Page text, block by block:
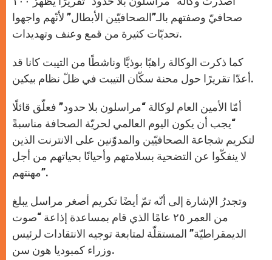
p e
r
k
صحافيّ وصفتهم بالـ”الصحافيّين الأبطال” لأنّهم واجهوا
تحديّات كثيرة من قمع وعنف وتهديدات.
كما ذكرت الوكالة راهبًا بوذيَّا وناشطًا من التيبت كانا قد
أعدّا تقريرًا حول محنة سكّان التيبت في ظلّ نظام بيكين.
أمّا الأمين العام لوكالة “مراسلون بلا حدود” فعلّق قائلًا
“يجب أن يكون اليوم العالمي لحريّة الصحافة مناسبةً
لتكريم شجاعة الصحافيّين والمدوّنين على الانترنت الذين
لا ينفكّوا عن التضحية بسلامتهم وأحيانًا بحياتهم من أجل
مهنتهم”.
وتجدرُ الإشارة إلى أنّه تمّ أيضًا تكريم أصغر مراسل يبلغ
من العمر ٢٥ عامًا الذي قام بمساعدة إذاعة “صوت
الديمقراطيّة” المستقلّة لمتابعة توجيه الانتقادات لرئيس
وزراء كمبوديا هون سن.